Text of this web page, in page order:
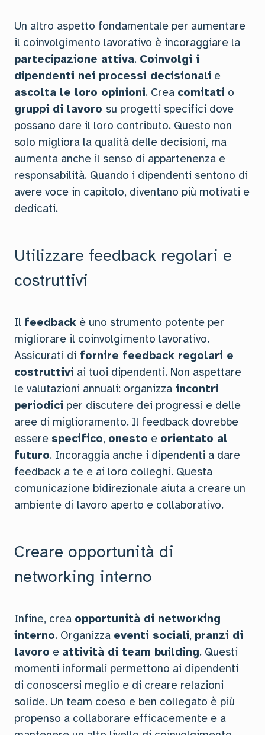
Un altro aspetto fondamentale per aumentare
il coinvolgimento lavorativo è incoraggiare la
partecipazione attiva. Coinvolgi i
dipendenti nei processi decisionali e
ascolta le loro opinioni. Crea comitati o
gruppi di lavoro su progetti specifici dove
possano dare il loro contributo. Questo non
solo migliora la qualità delle decisioni, ma
aumenta anche il senso di appartenenza e
responsabilità. Quando i dipendenti sentono di
avere voce in capitolo, diventano più motivati e
dedicati.
Utilizzare feedback regolari e
costruttivi
Il feedback è uno strumento potente per
migliorare il coinvolgimento lavorativo.
Assicurati di fornire feedback regolari e
costruttivi ai tuoi dipendenti. Non aspettare
le valutazioni annuali: organizza incontri
periodici per discutere dei progressi e delle
aree di miglioramento. Il feedback dovrebbe
essere specifico, onesto e orientato al
futuro. Incoraggia anche i dipendenti a dare
feedback a te e ai loro colleghi. Questa
comunicazione bidirezionale aiuta a creare un
ambiente di lavoro aperto e collaborativo.
Creare opportunità di
networking interno
Infine, crea opportunità di networking
interno. Organizza eventi sociali, pranzi di
lavoro e attività di team building. Questi
momenti informali permettono ai dipendenti
di conoscersi meglio e di creare relazioni
solide. Un team coeso e ben collegato è più
propenso a collaborare efficacemente e a